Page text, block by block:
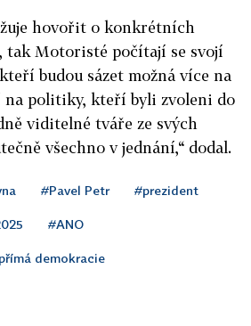
hovořit o konkrétních
tak Motoristé počítají se svojí
budou sázet možná více na
politiky, kteří byli zvoleni do
viditelné tváře ze svých
všechno v jednání,“ dodal.
#Pavel Petr #prezident
#ANO
demokracie